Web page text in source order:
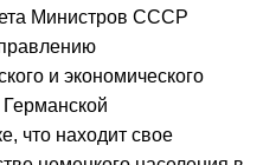
Министров СССР
и экономического
что находит свое